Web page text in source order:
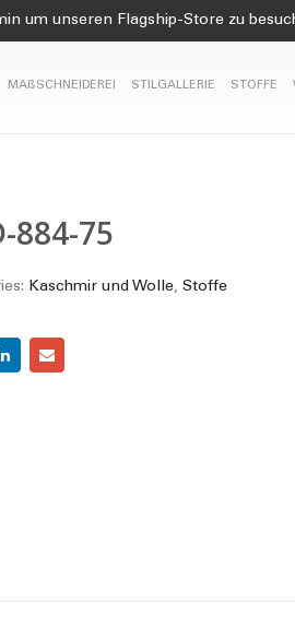
um unseren Flagship-Store zu
MAßSCHNEIDEREI STILGALLERIE STOFFE
884-75
Kaschmir und Wolle, Stoffe